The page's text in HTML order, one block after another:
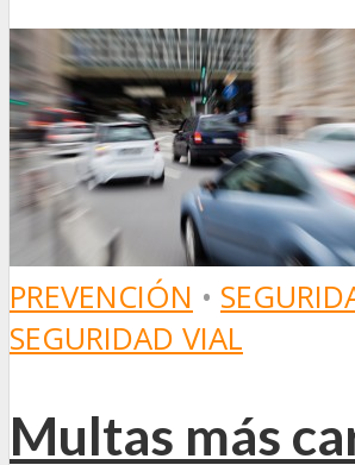
PREVENCIÓN •
SEGURIDAD VIAL
Multas más